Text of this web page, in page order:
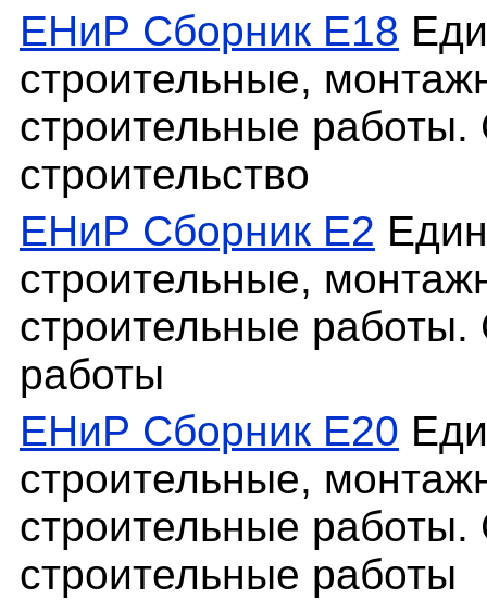
ЕНиР Сборник Е18
строительные,
строительные
строительство
ЕНиР Сборник Е2
строительные,
строительные
работы
ЕНиР Сборник Е20
строительные,
строительные
строительные работы